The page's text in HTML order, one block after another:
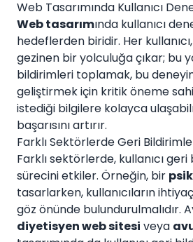
Web Tasarımında Kullanıcı
Web tasarımında kullanıcı
hedeflerden biridir. Her
gezinen bir yolculuğa çıkar; bu
bildirimleri toplamak, bu
geliştirmek için kritik öneme
istediği bilgilere kolayca
başarısını artırır.
Farklı Sektörlerde Geri
Farklı sektörlerde, kullanıcı
sürecini etkiler. Örneğin, bir
tasarlarken, kullanıcıların
göz önünde bulundurulmalıdır.
diyetisyen web sitesi veya